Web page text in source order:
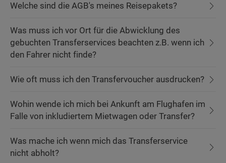
Welche sind die AGB's meines Reisepakets?
Was muss ich vor Ort für die Abwicklung des
gebuchten Transferservices beachten z.B. wenn ich
den Fahrer nicht finde?
Wie oft muss ich den Transfervoucher ausdrucken?
Wohin wende ich mich bei Ankunft am Flughafen im
Falle von inkludiertem Mietwagen oder Transfer?
Was mache ich wenn mich das Transferservice
nicht abholt?